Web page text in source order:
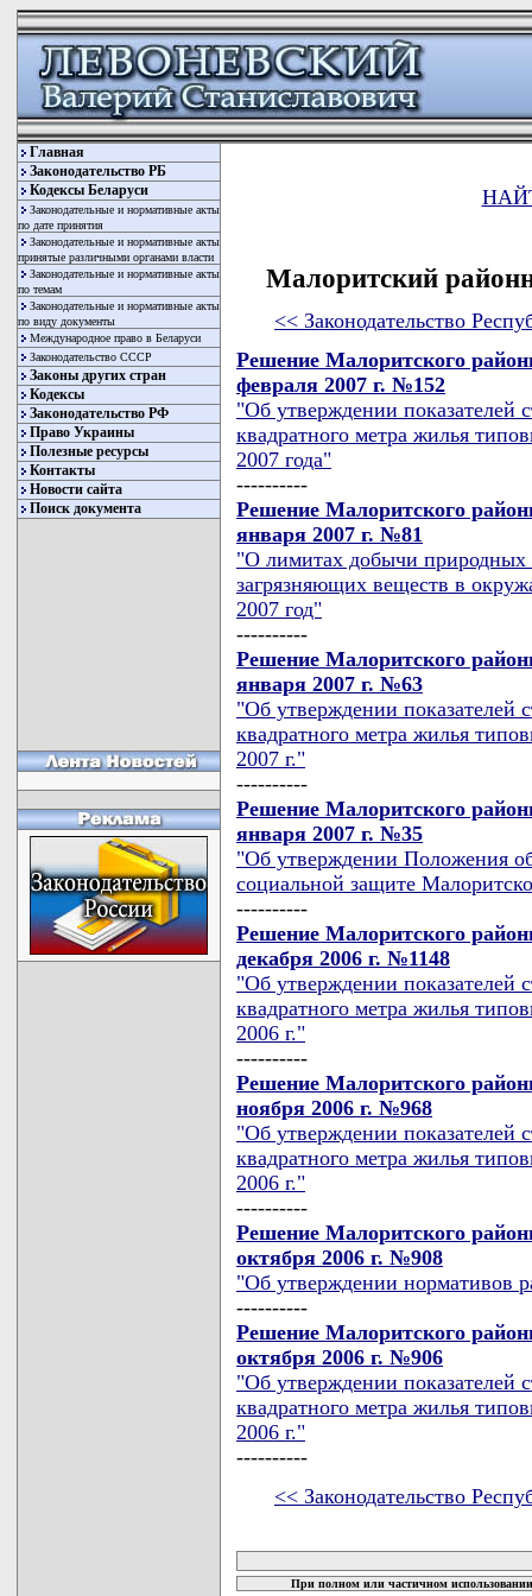
Главная
Законодательство РБ
Кодексы Беларуси
Законодательные и нормативные акты
по дате принятия
Законодательные и нормативные акты
принятые различными органами власти
Законодательные и нормативные акты
по темам
Законодательные и нормативные акты
по виду документы
Международное право в Беларуси
Законодательство СССР
Законы других стран
Кодексы
Законодательство РФ
Право Украины
Полезные ресурсы
Контакты
Новости сайта
Поиск документа
Малоритский
<< Законодательство
Решение Малоритского
февраля 2007 г. №152
"Об утверждении показателей
квадратного метра жилья
2007 года"
----------
Решение Малоритского
января 2007 г. №81
"О лимитах добычи природных
загрязняющих веществ в
2007 год"
----------
Решение Малоритского
января 2007 г. №63
"Об утверждении показателей
квадратного метра жилья
2007 г."
----------
Решение Малоритского
января 2007 г. №35
"Об утверждении Положения
социальной защите
----------
Решение Малоритского
декабря 2006 г. №1148
"Об утверждении показателей
квадратного метра жилья
2006 г."
----------
Решение Малоритского
ноября 2006 г. №968
"Об утверждении показателей
квадратного метра жилья
2006 г."
----------
Решение Малоритского
октября 2006 г. №908
"Об утверждении нормативов
----------
Решение Малоритского
октября 2006 г. №906
"Об утверждении показателей
квадратного метра жилья
2006 г."
----------
<< Законодательство
При полном или частичном